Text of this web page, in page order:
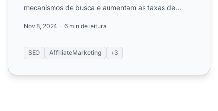
mecanismos de busca e aumentam as taxas de
Nov 8, 2024 6 min de leitura
SEO AffiliateMarketing +3